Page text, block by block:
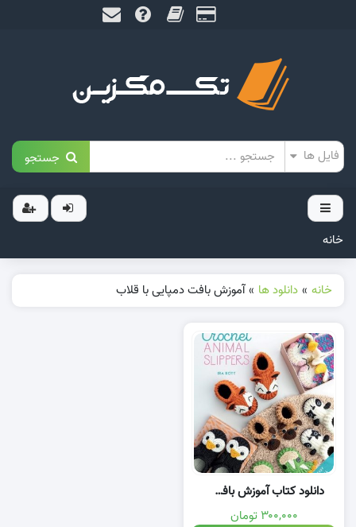
جستجو
خانه
خانه » دانلود ها » آموزش بافت دمپایی با قلاب
دانلود کتاب آموزش بافت دمپایی روفرشی با قلاب
۳۰۰,۰۰۰ تومان